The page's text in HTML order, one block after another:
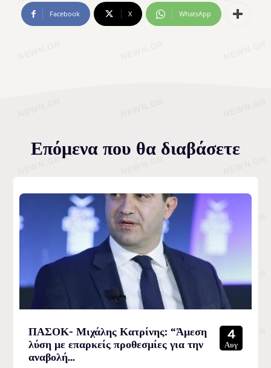
Facebook X WhatsApp
Επόμενα που θα διαβάσετε
ΠΑΣΟΚ- Μιχάλης Κατρίνης: “Άμεση
λύση με επαρκείς προθεσμίες για την
αναβολή...
4
Αυγ